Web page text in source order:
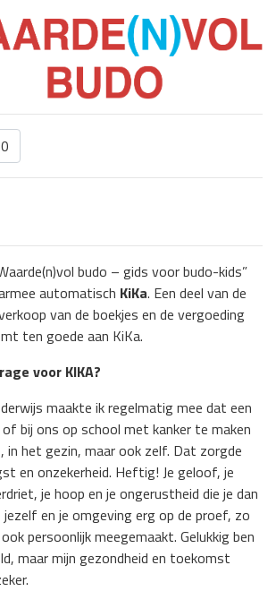
0
budo – gids voor budo-kids”
automatisch KiKa. Een deel van de
van de boekjes en de vergoeding
ten goede aan KiKa.
voor KIKA?
maakte ik regelmatig mee dat een
bij ons op school met kanker te maken
in het gezin, maar ook zelf. Dat zorgde
en onzekerheid. Heftig! Je geloof, je
je hoop en je ongerustheid die je dan
en je omgeving erg op de proef, zo
persoonlijk meegemaakt. Gelukkig ben
maar mijn gezondheid en toekomst